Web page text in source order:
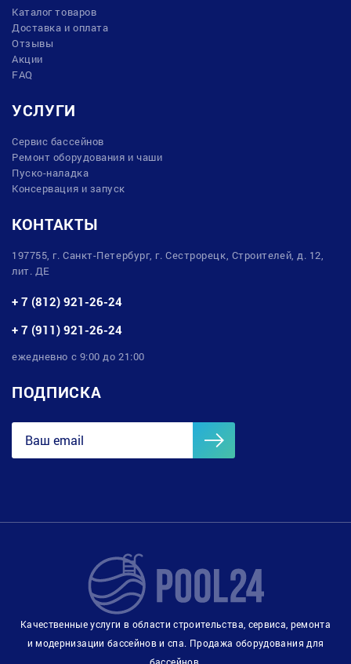
Каталог товаров
Доставка и оплата
Отзывы
Акции
FAQ
УСЛУГИ
Сервис бассейнов
Ремонт оборудования и чаши
Пуско-наладка
Консервация и запуск
КОНТАКТЫ
197755, г. Санкт-Петербург, г. Сестрорецк, Строителей, д. 12,
лит. ДЕ
+ 7 (812) 921-26-24
+ 7 (911) 921-26-24
ежедневно с 9:00 до 21:00
ПОДПИСКА
Качественные услуги в области строительства, сервиса, ремонта
и модернизации бассейнов и спа. Продажа оборудования для
бассейнов.